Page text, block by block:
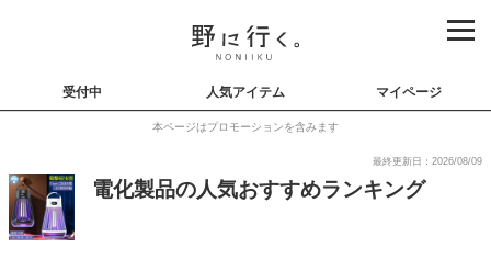
受付中 人気アイテム マイページ
本ページはプロモーションを含みます
最終更新日：2026/08/09
電化製品の人気おすすめランキング